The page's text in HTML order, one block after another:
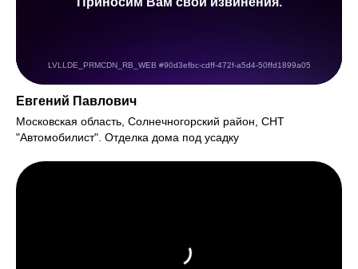
Евгений Павлович
Московская область, Солнечногорский район, СНТ
"Автомобилист". Отделка дома под усадку